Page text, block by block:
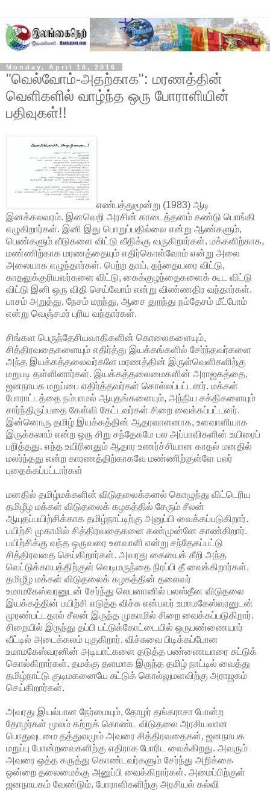
Monday, April 18, 2016
"வெல்வோம்-அதற்காக": மரணத்தின்
வெளிகளில் வாழ்ந்த ஒரு போராளியின்
பதிவுகள்!!
எண்பத்துமூன்று (1983) ஆடி
இனக்கலவரம். இனவெறி அரசின் காடைத்தனம் கண்டு பொங்கி
எழுகிறார்கள். இனி இது பொறுப்பதில்லை என்று ஆண்களும்,
பெண்களும் வீடுகளை விட்டு வீதிக்கு வருகிறார்கள். மக்களிற்காக,
மண்ணிற்காக மரணத்தையும் எதிர்கொள்வோம் என்று அலை
அலையாக எழுந்தார்கள். பெற்ற தாய், தந்தையரை விட்டு,
காதலுக்குரியவர்களை விட்டு, கைக்குழந்தைகளைக் கூட விட்டு
விட்டு இனி ஒரு விதி செய்வோம் என்று விண்ணதிர வந்தார்கள்.
பாசம் அறுத்து, நேசம் மறந்து, ஆசை துறந்து நம்தேசம் மீட்போம்
என்று வெஞ்சமர் புரிய வந்தார்கள்.
சிங்கள பெருந்தேசியவாதிகளின் கொலைகளையும்,
சித்திரவதைகளையும் எதிர்த்து இயக்கங்களில் சேர்ந்தவர்களை
அந்த இயக்கத்தலைவர்களே மரணத்தின் இருள்வெளிகளிற்கு
மறுபடி தள்ளினார்கள். இயக்கத்தலைமைகளின் அராஜகத்தை,
ஜனநாயக மறுப்பை எதிர்த்தவர்கள் கொல்லப்பட்டனர். மக்கள்
போராட்டத்தை நம்பாமல் ஆயுதங்களையும், அந்நிய சக்திகளையும்
சார்ந்திருப்பதை கேள்வி கேட்டவர்கள் சிறை வைக்கப்பட்டனர்.
இன்னொரு தமிழ் இயக்கத்தின் ஆதரவாளனாக, உளவாளியாக
இருக்கலாம் என்ற ஒரு சிறு சந்தேகமே பல அப்பாவிகளின் உயிரைப்
பறித்தது. எந்த உயிரினதும் ஆதார உணர்ச்சியான காதல் மனதில்
மலர்ந்தது என்ற காரணத்திற்காகவே மண்ணிற்குள்ளே பலர்
புதைக்கப்பட்டார்கள்
மனதில் தமிழ்மக்களின் விடுதலைக்கனல் கொழுந்து விட்டெரிய
தமிழீழ மக்கள் விடுதலைக் கழகத்தில் சேரும் சீலன்
ஆயுதப்பயிற்சிக்காக தமிழ்நாட்டிற்கு அனுப்பி வைக்கப்படுகிறார்.
பயிற்சி முகாமில் சித்திரவதைகளை கண்முன்னே காண்கிறார்.
பயிற்சிக்கு வந்த ஒருவரை உளவாளி என்று சந்தேகப்பட்டு
சித்திரவதை செய்கிறார்கள். அவரது கையைக் கீறி அந்த
வெட்டுக்காயத்திற்குள் வெடிமருந்தை நிரப்பி தீ வைக்கிறார்கள்.
தமிழீழ மக்கள் விடுதலைக் கழகத்தின் தலைவர்
உமாமகேஸ்வரனுடன் சேர்ந்து லெபனானில் பலஸ்தீன விடுதலை
இயக்கத்தின் பயிற்சி எடுத்த விச்சு என்பவர் உமாமகேஸ்வரனுடன்
முரண்பட்டதால் சீலன் இருந்த முகாமில் சிறை வைக்கப்படுகிறார்.
சிறையில் இருந்து தப்பி பட்டுக்கோட்டையில் ஒருபண்ணையார்
வீட்டில் அடைக்கலம் புகுகிறார். விச்சுவை பிடிக்கப்போன
உமாமகேஸ்வரனின் அடியாட்களை தடுத்த பண்ணையாரை சுட்டுக்
கொல்கிறார்கள். தமக்கு தளமாக இருந்த தமிழ் நாட்டில் வைத்து
தமிழ்நாட்டு குடிமகனையே சுட்டுக் கொல்லுமளவிற்கு அராஜகம்
செய்கிறார்கள்.
அவரது இயல்பான நேர்மையும், தோழர் தங்கராசா போன்ற
தோழர்கள் மூலம் கற்றுக் கொண்ட விடுதலை அரசியலான
பொதுவுடமை தத்துவமும் அவரை சித்திரவதைகள், ஜனநாயக
மறுப்பு போன்றவைகளிற்கு எதிராக போரிட வைக்கிறது. அவரும்
அவரை ஒத்த கருத்து கொண்டவர்களும் சேர்ந்து அறிக்கை
ஒன்றை தலைமைக்கு அனுப்பி வைக்கிறார்கள். அமைப்பிற்குள்
ஜனநாயகம் வேண்டும். போராளிகளிற்கு அரசியல் கல்வி